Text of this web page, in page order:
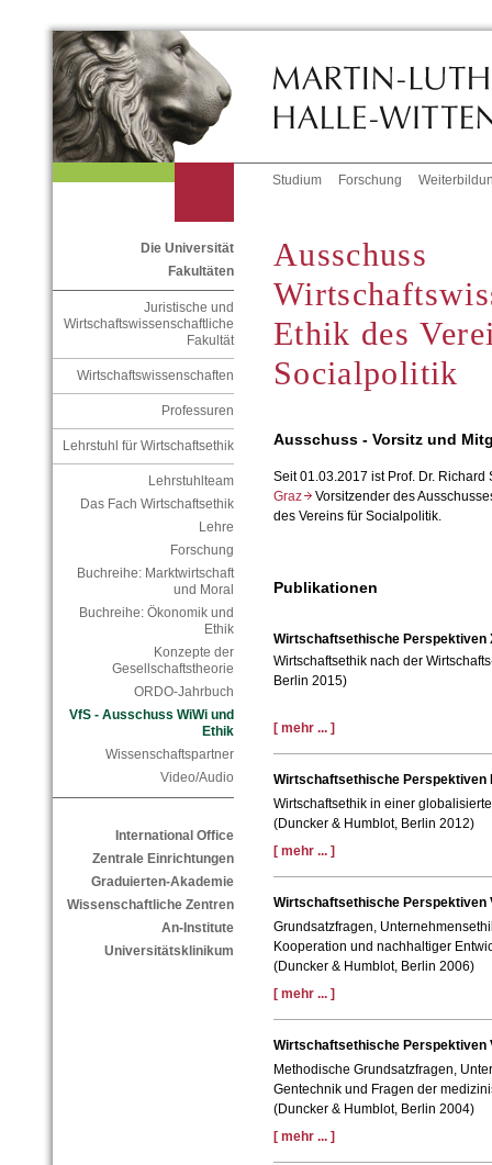
Studium Forschung
Die Universität
Fakultäten
Juristische und
Wirtschaftswissenschaftliche
Fakultät
Wirtschaftswissenschaften
Professuren
Lehrstuhl für Wirtschaftsethik
Lehrstuhlteam
Das Fach Wirtschaftsethik
Lehre
Forschung
Buchreihe: Marktwirtschaft
und Moral
Buchreihe: Ökonomik und
Ethik
Konzepte der
Gesellschaftstheorie
ORDO-Jahrbuch
VfS - Ausschuss WiWi und
Ethik
Wissenschaftspartner
Video/Audio
International Office
Zentrale Einrichtungen
Graduierten-Akademie
Wissenschaftliche Zentren
An-Institute
Universitätsklinikum
Ausschuss
Ethik des
Socialpolitik
Ausschuss - Vorsitz und
Seit 01.03.2017 ist Prof. Dr. Richard
GrazVorsitzender des
des Vereins für Socialpolitik.
Publikationen
Wirtschaftsethische Perspektiven
Wirtschaftsethik nach der
Berlin 2015)
[ mehr ... ]
Wirtschaftsethische Perspektiven
Wirtschaftsethik in einer
(Duncker & Humblot, Berlin 2012)
[ mehr ... ]
Wirtschaftsethische Perspektiven
Grundsatzfragen,
Kooperation und nachhaltiger
(Duncker & Humblot, Berlin 2006)
[ mehr ... ]
Wirtschaftsethische Perspektiven
Methodische Grundsatzfragen,
Gentechnik und Fragen der
(Duncker & Humblot, Berlin 2004)
[ mehr ... ]